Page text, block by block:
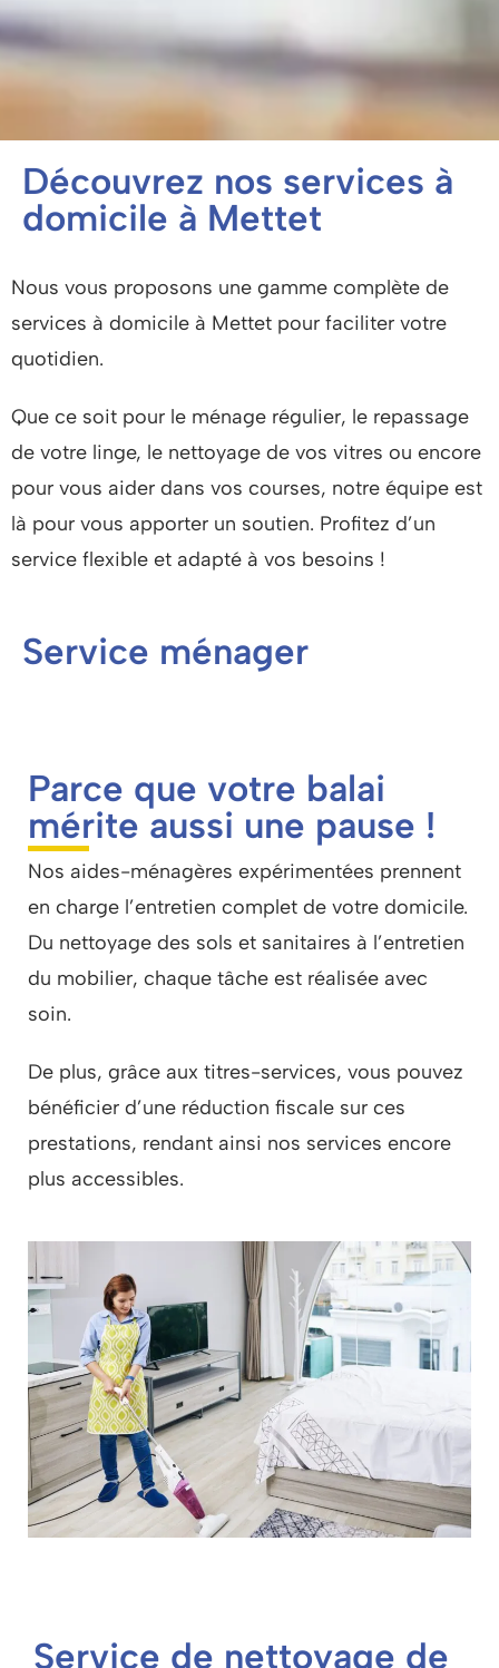
Découvrez nos services à
domicile à Mettet
Nous vous proposons une gamme complète de
services à domicile à Mettet pour faciliter votre
quotidien.
Que ce soit pour le ménage régulier, le repassage
de votre linge, le nettoyage de vos vitres ou encore
pour vous aider dans vos courses, notre équipe est
là pour vous apporter un soutien. Profitez d’un
service flexible et adapté à vos besoins !
Service ménager
Parce que votre balai
mérite aussi une pause !
Nos aides-ménagères expérimentées prennent
en charge l’entretien complet de votre domicile.
Du nettoyage des sols et sanitaires à l’entretien
du mobilier, chaque tâche est réalisée avec
soin.
De plus, grâce aux titres-services, vous pouvez
bénéficier d’une réduction fiscale sur ces
prestations, rendant ainsi nos services encore
plus accessibles.
Service de nettoyage de